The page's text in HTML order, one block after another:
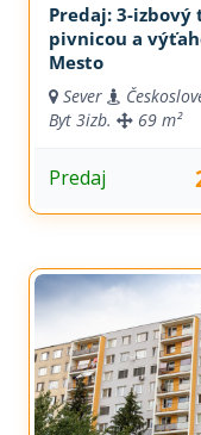
Predaj: 3-
pivnicou a
Mesto
Sever
Byt 3izb. 69 m²
Predaj